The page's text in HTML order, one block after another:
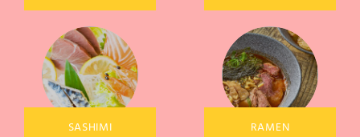
SASHIMI RAMEN